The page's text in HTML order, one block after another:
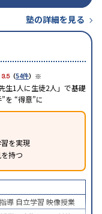
塾の詳細を見る
3.5（54件） ※
生1人に生徒2人」で基礎
を “得意”に
を実現
持つ
導 自立学習 映像授業